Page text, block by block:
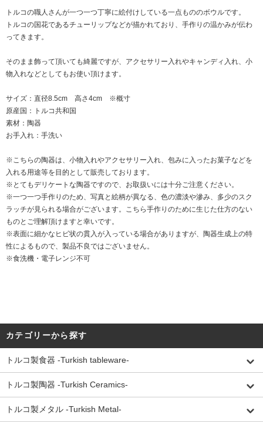
トルコの職人さんが一つ一つ丁寧に絵付けしている一点もののボウルです。
トルコの国花であるチューリップなどが描かれており、手作りの温かみが伝わ
ってきます。
そのまま飾って頂いても綺麗ですが、アクセサリー入れやキャンディ入れ、小
物入れなどとしてもお使い頂けます。
サイズ：直径8.5cm 高さ4cm ※概寸
原産国：トルコ共和国
素材：陶器
お手入れ：手洗い
※こちらの陶器は、小物入れやアクセサリー入れ、包みに入ったお菓子などを
入れる用途等を目的として販売しております。
※とてもデリケートな陶器ですので、お取扱いには十分ご注意ください。
※一つ一つ手作りのため、写真と絵柄が異なる、色の濃淡や滲み、多少のスク
ラッチが見られる場合がございます。こちら手作りのために生じた仕方のない
ものとご理解頂けますと幸いです。
※表面に細かなヒビ状の貫入が入っている場合がありますが、陶器生成上の特
性によるもので、製品不良ではございません。
※食洗機・電子レンジ不可
カテゴリーから探す
トルコ製食器 -Turkish tableware-
トルコ製陶器 -Turkish Ceramics-
トルコ製メタル -Turkish Metal-